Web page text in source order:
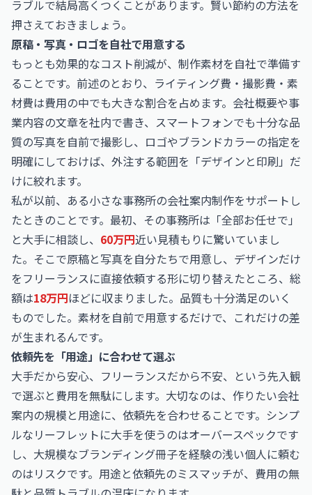
ラブルで結局高くつくことがあります。賢い節約の方法を
押さえておきましょう。
原稿・写真・ロゴを自社で用意する
もっとも効果的なコスト削減が、制作素材を自社で準備す
ることです。前述のとおり、ライティング費・撮影費・素
材費は費用の中でも大きな割合を占めます。会社概要や事
業内容の文章を社内で書き、スマートフォンでも十分な品
質の写真を自前で撮影し、ロゴやブランドカラーの指定を
明確にしておけば、外注する範囲を「デザインと印刷」だ
けに絞れます。
私が以前、ある小さな事務所の会社案内制作をサポートし
たときのことです。最初、その事務所は「全部お任せで」
と大手に相談し、 60万円近い見積もりに驚いていまし
た。そこで原稿と写真を自分たちで用意し、デザインだけ
をフリーランスに直接依頼する形に切り替えたところ、総
額は18万円ほどに収まりました。品質も十分満足のいく
ものでした。素材を自前で用意するだけで、これだけの差
が生まれるんです。
依頼先を「用途」に合わせて選ぶ
大手だから安心、フリーランスだから不安、という先入観
で選ぶと費用を無駄にします。大切なのは、作りたい会社
案内の規模と用途に、依頼先を合わせることです。シンプ
ルなリーフレットに大手を使うのはオーバースペックです
し、大規模なブランディング冊子を経験の浅い個人に頼む
のはリスクです。用途と依頼先のミスマッチが、費用の無